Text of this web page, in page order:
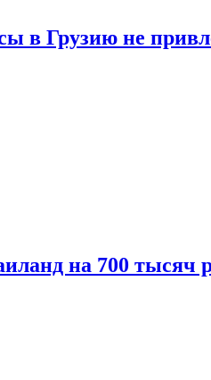
в Грузию не
на 700 тысяч